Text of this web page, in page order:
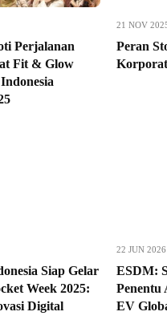
Perjalanan
Fit & Glow
21 NOV
Peran
Siap Gelar
Week 2025:
Digital
22 JUN 2026
ESDM:
Penentu
EV